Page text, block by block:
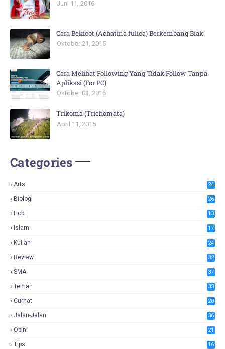
Juni 11, 2016
Cara Bekicot (Achatina fulica) Berkembang Biak
Oktober 21, 2015
Cara Melihat Following Yang Tidak Follow Tanpa
Aplikasi (For PC)
Oktober 03, 2016
Trikoma (Trichomata)
April 11, 2015
Categories
Arts 24
Biologi 26
Hobi 13
Islam 17
Kuliah 24
Review 32
SMA 37
Teman 33
Curhat 20
Jalan-Jalan 36
Opini 21
Tips 16